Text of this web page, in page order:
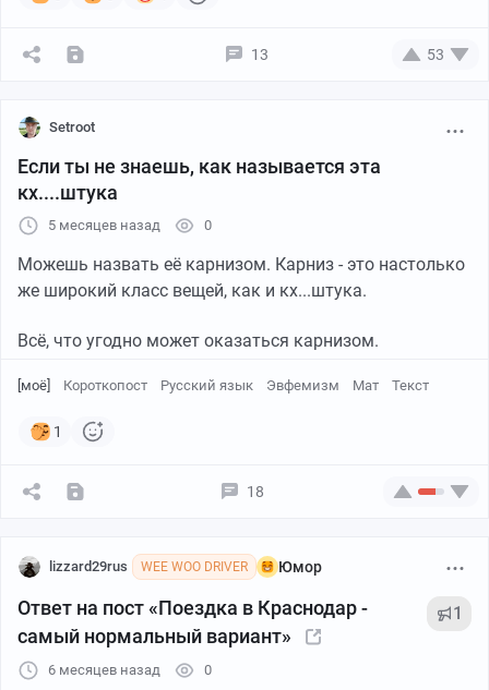
13 53
Setroot
Если ты не знаешь, как называется эта
кх....штука
5 месяцев назад 0
Можешь назвать её карнизом. Карниз - это настолько
же широкий класс вещей, как и кх...штука.
Всё, что угодно может оказаться карнизом.
[моё] Короткопост Русский язык Эвфемизм Мат Текст
1
18
lizzard29rus WEE WOO DRIVER Юмор
Ответ на пост «Поездка в Краснодар -
самый нормальный вариант»
1
6 месяцев назад 0